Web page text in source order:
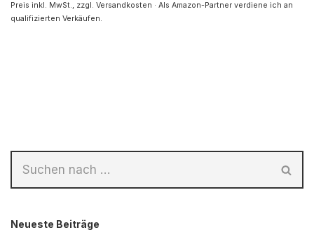
Preis inkl. MwSt., zzgl. Versandkosten · Als Amazon-Partner verdiene ich an
qualifizierten Verkäufen.
Neueste Beiträge